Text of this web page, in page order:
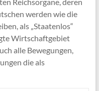
Reichsorgane, deren
werden wie die
als „Staatenlos“
Wirtschaftgebiet
alle Bewegungen,
die als